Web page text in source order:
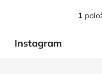
1
Instagram